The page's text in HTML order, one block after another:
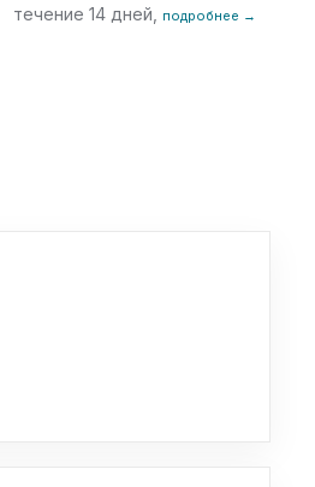
течение 14 дней,
подробнее →